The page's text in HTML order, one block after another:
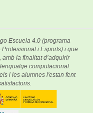
Escuela 4.0 (programa
i Esports) i que
la finalitat d’adquirir
computacional.
i les alumnes l'estan fent